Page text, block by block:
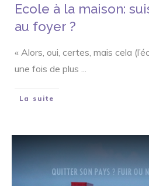
Ecole à la maison:
au foyer ?
« Alors, oui, certes, mais cela
une fois de plus
La suite